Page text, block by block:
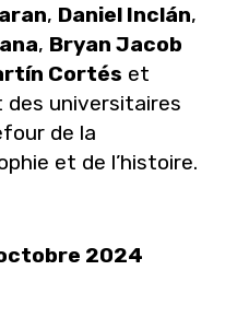
, Daniel Inclán,
, Bryan Jacob
Cortés et
des universitaires
de la
et de l’histoire.
2024